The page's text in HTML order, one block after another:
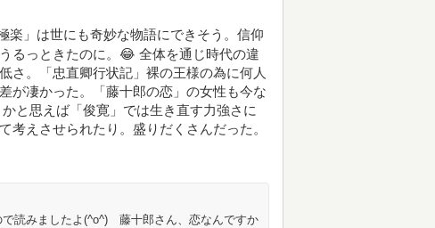
楽」は世にも奇妙な物語にできそう。信仰
るっときたのに。😂 全体を通じ時代の違
さ。「忠直卿行状記」裸の王様の為に何人
が凄かった。「藤十郎の恋」の女性も今な
と思えば「俊寛」では生き直す力強さに
考えさせられたり。盛りだくさんだった。
読みましたよ(^o^) 藤十郎さん、恋なんですか